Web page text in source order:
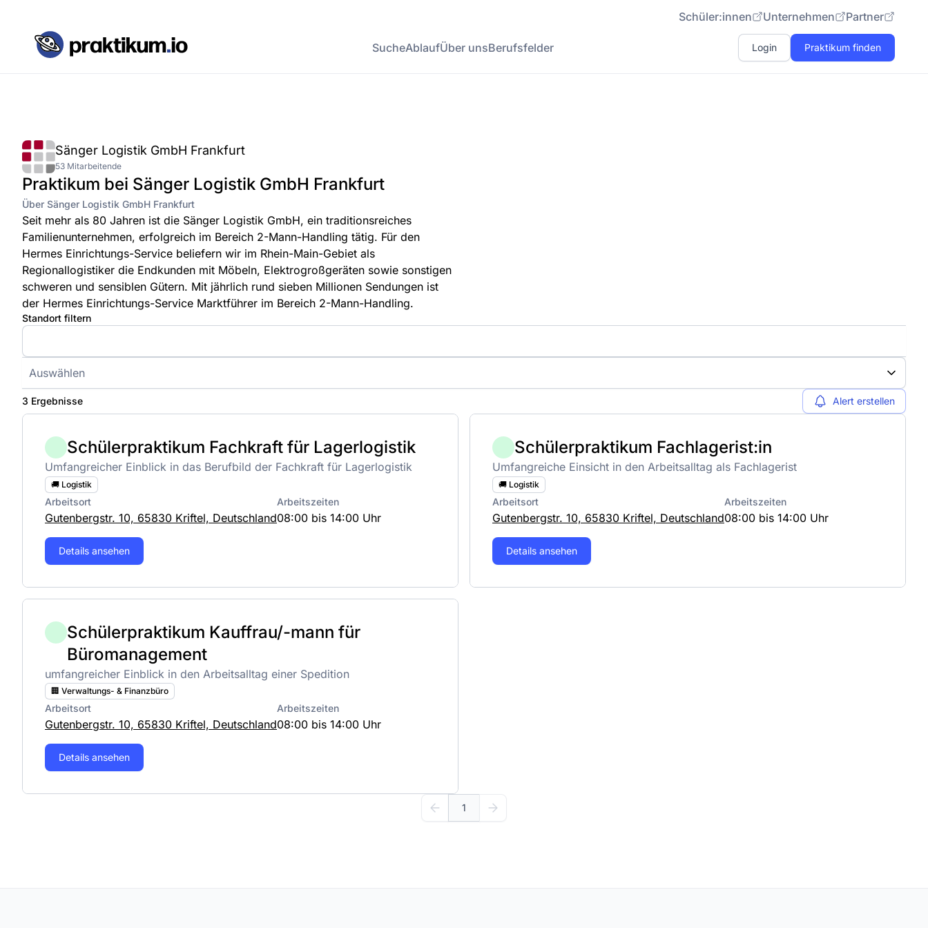
Schüler:innen Unternehmen Partner
SucheAblaufÜber unsBerufsfelder Login Praktikum finden
Sänger Logistik GmbH Frankfurt
53 Mitarbeitende
Praktikum bei Sänger Logistik GmbH Frankfurt
Über Sänger Logistik GmbH Frankfurt
Seit mehr als 80 Jahren ist die Sänger Logistik GmbH, ein traditionsreiches
Familienunternehmen, erfolgreich im Bereich 2-Mann-Handling tätig. Für den
Hermes Einrichtungs-Service beliefern wir im Rhein-Main-Gebiet als
Regionallogistiker die Endkunden mit Möbeln, Elektrogroßgeräten sowie sonstigen
schweren und sensiblen Gütern. Mit jährlich rund sieben Millionen Sendungen ist
der Hermes Einrichtungs-Service Marktführer im Bereich 2-Mann-Handling.
Standort filtern
Auswählen
3 Ergebnisse Alert erstellen
Schülerpraktikum Fachkraft für Lagerlogistik
Umfangreicher Einblick in das Berufbild der Fachkraft für Lagerlogistik
🚚 Logistik
Arbeitsort
Gutenbergstr. 10, 65830 Kriftel, Deutschland
Arbeitszeiten
08:00 bis 14:00 Uhr
Details ansehen
Schülerpraktikum Fachlagerist:in
Umfangreiche Einsicht in den Arbeitsalltag als Fachlagerist
🚚 Logistik
Arbeitsort
Gutenbergstr. 10, 65830 Kriftel, Deutschland
Arbeitszeiten
08:00 bis 14:00 Uhr
Details ansehen
Schülerpraktikum Kauffrau/-mann für
Büromanagement
umfangreicher Einblick in den Arbeitsalltag einer Spedition
🏢 Verwaltungs- & Finanzbüro
Arbeitsort
Gutenbergstr. 10, 65830 Kriftel, Deutschland
Arbeitszeiten
08:00 bis 14:00 Uhr
Details ansehen
1